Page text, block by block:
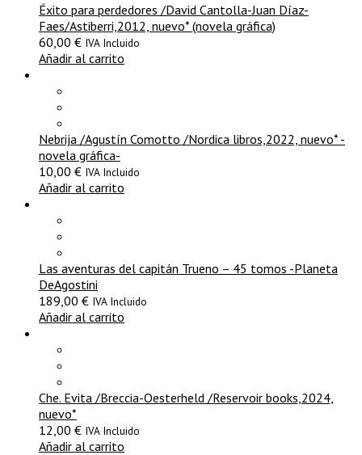
Éxito para perdedores /David Cantolla-Juan Díaz-
Faes/Astiberri,2012, nuevo* (novela gráfica)
60,00 € IVA Incluido
Añadir al carrito
Nebrija /Agustín Comotto /Nordica libros,2022, nuevo* -
novela gráfica-
10,00 € IVA Incluido
Añadir al carrito
Las aventuras del capitán Trueno – 45 tomos -Planeta
DeAgostini
189,00 € IVA Incluido
Añadir al carrito
Che. Evita /Breccia-Oesterheld /Reservoir books,2024,
nuevo*
12,00 € IVA Incluido
Añadir al carrito